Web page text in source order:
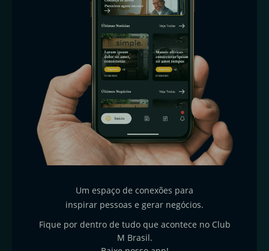
Um espaço de conexões para
inspirar pessoas e gerar negócios.
Fique por dentro de tudo que acontece no Club
M Brasil.